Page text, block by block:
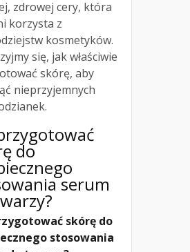
zdrowej cery, która
korzysta z
kosmetyków.
się, jak właściwie
skórę, aby
nieprzyjemnych
do
serum
skórę do
stosowania